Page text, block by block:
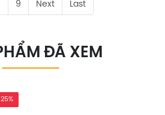
9 Next Last
ĐÃ XEM